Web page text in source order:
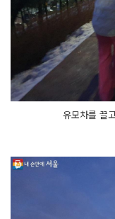
유모차를 끌